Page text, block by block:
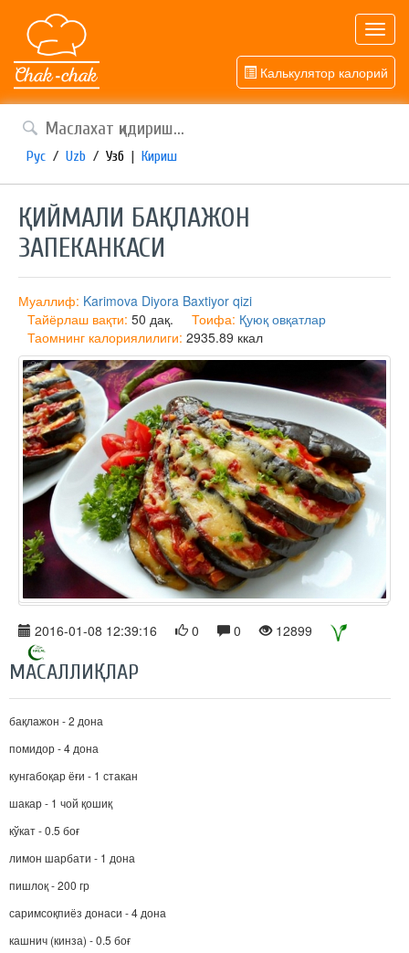
Калькулятор калорий
Рус / Uzb / Узб | Кириш
ҚИЙМАЛИ БАҚЛАЖОН
ЗАПЕКАНКАСИ
Муаллиф: Karimova Diyora Baxtiyor qizi
Тайёрлаш вақти: 50 дақ. Тоифа: Қуюқ овқатлар
Таомнинг калориялилиги: 2935.89 ккал
2016-01-08 12:39:16 0 0 12899
МАСАЛЛИҚЛАР
бақлажон - 2 дона
помидор - 4 дона
кунгабоқар ёғи - 1 стакан
шакар - 1 чой қошиқ
кўкат - 0.5 боғ
лимон шарбати - 1 дона
пишлоқ - 200 гр
саримсоқпиёз донаси - 4 дона
кашнич (кинза) - 0.5 боғ